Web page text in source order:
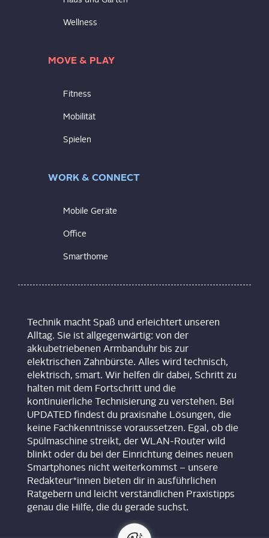
Wellness
MOVE & PLAY
Fitness
Mobilität
Spielen
WORK & CONNECT
Mobile Geräte
Office
Smarthome
Technik macht Spaß und erleichtert unseren
Alltag. Sie ist allgegenwärtig: von der
akkubetriebenen Armbanduhr bis zur
elektrischen Zahnbürste. Alles wird technisch,
elektrisch, smart. Wir helfen dir dabei, Schritt zu
halten mit dem Fortschritt und die
kontinuierliche Technisierung zu verstehen. Bei
UPDATED findest du praxisnahe Lösungen, die
keine Fachkenntnisse voraussetzen. Egal, ob die
Spülmaschine streikt, der WLAN-Router wild
blinkt oder du bei der Einrichtung deines neuen
Smartphones nicht weiterkommst – unsere
Redakteur*innen bieten dir in ausführlichen
Ratgebern und leicht verständlichen Praxistipps
genau die Hilfe, die du gerade suchst.